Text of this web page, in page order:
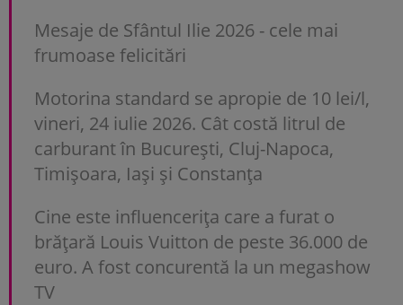
Mesaje de Sfântul Ilie 2026 - cele mai
frumoase felicitări
Motorina standard se apropie de 10 lei/l,
vineri, 24 iulie 2026. Cât costă litrul de
carburant în București, Cluj-Napoca,
Timișoara, Iași și Constanța
Cine este influencerița care a furat o
brățară Louis Vuitton de peste 36.000 de
euro. A fost concurentă la un megashow
TV